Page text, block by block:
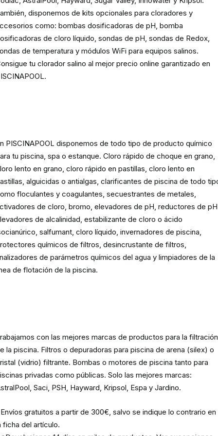
disponemos de kits opcionales para cloradores y
como: bombas dosificadoras de pH, bomba
de cloro líquido, sondas de pH, sondas de Redox,
de temperatura y módulos WiFi para equipos salinos.
tu clorador salino al mejor precio online garantizado en
PISCINAPOOL disponemos de todo tipo de producto químico
tu piscina, spa o estanque. Cloro rápido de choque en grano,
lento en grano, cloro rápido en pastillas, cloro lento en
alguicidas o antialgas, clarificantes de piscina de todo
floculantes y coagulantes, secuestrantes de metales,
de cloro, bromo, elevadores de pH, reductores de
de alcalinidad, estabilizante de cloro o ácido
salfumant, cloro líquido, invernadores de piscina,
químicos de filtros, desincrustante de filtros,
de parámetros químicos del agua y limpiadores de la
de flotación de la piscina.
con las mejores marcas de productos para la filtración
la piscina. Filtros o depuradoras para piscina de arena (silex) o
(vidrio) filtrante. Bombas o motores de piscina tanto para
privadas como públicas. Solo las mejores marcas:
Saci, PSH, Hayward, Kripsol, Espa y Jardino.
gratuitos a partir de 300€, salvo se indique lo contrario en
ficha del artículo.